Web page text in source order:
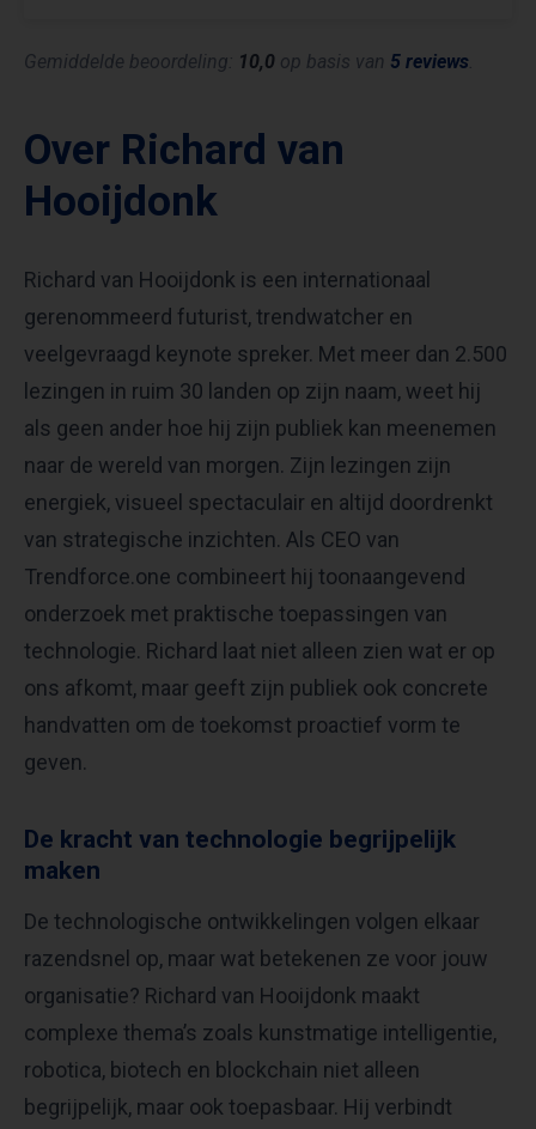
Gemiddelde beoordeling: 10,0 op basis van 5 reviews.
Over Richard van
Hooijdonk
Richard van Hooijdonk is een internationaal
gerenommeerd futurist, trendwatcher en
veelgevraagd keynote spreker. Met meer dan 2.500
lezingen in ruim 30 landen op zijn naam, weet hij
als geen ander hoe hij zijn publiek kan meenemen
naar de wereld van morgen. Zijn lezingen zijn
energiek, visueel spectaculair en altijd doordrenkt
van strategische inzichten. Als CEO van
Trendforce.one combineert hij toonaangevend
onderzoek met praktische toepassingen van
technologie. Richard laat niet alleen zien wat er op
ons afkomt, maar geeft zijn publiek ook concrete
handvatten om de toekomst proactief vorm te
geven.
De kracht van technologie begrijpelijk
maken
De technologische ontwikkelingen volgen elkaar
razendsnel op, maar wat betekenen ze voor jouw
organisatie? Richard van Hooijdonk maakt
complexe thema’s zoals kunstmatige intelligentie,
robotica, biotech en blockchain niet alleen
begrijpelijk, maar ook toepasbaar. Hij verbindt